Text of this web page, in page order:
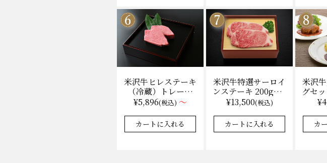
米沢牛ヒレステーキ
（冷蔵）トレー盛
り 130g×1枚から
量り売り
¥5,896(税込) ～
★★★★★
★★★★★ 4.9 35件
米沢牛特選サーロイ
ンステーキ 200g×2
枚（冷凍）送料無
料 化粧箱入
¥13,500(税込)
カートに入れる
米沢
グセ
各2
調
カ